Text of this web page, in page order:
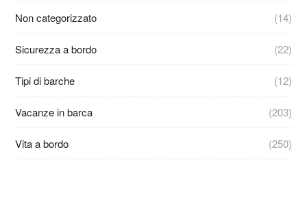
Non categorizzato (14)
Sicurezza a bordo (22)
Tipi di barche (12)
Vacanze in barca (203)
Vita a bordo (250)